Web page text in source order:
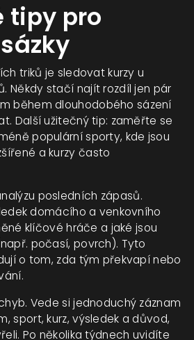
tipy pro
triků je sledovat kurzy u
Někdy stačí najít rozdíl jen pár
během dlouhodobého sázení
Další užitečný tip: zaměřte se
populární sporty, kde jsou
a kurzy často
posledních zápasů.
domácího a venkovního
klíčové hráče a jaké jsou
počasí, povrch). Tyto
o tom, zda tým překvapí nebo
Vede si jednoduchý záznam
sport, kurz, výsledek a důvod,
Po několika týdnech uvidíte